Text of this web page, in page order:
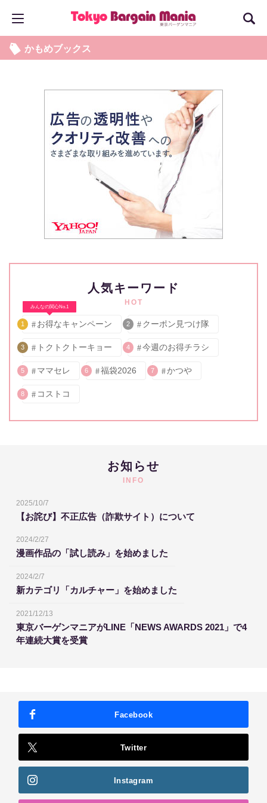
かもめブックス
人気キーワード
HOT
みんなの関心No.1
1 お得なキャンペーン 2 クーポン見つけ隊
3 トクトクトーキョー 4 今週のお得チラシ
5 ママセレ 6 福袋2026 7 かつや
8 コストコ
お知らせ
INFO
2025/10/7
【お詫び】不正広告（詐欺サイト）について
2024/2/27
漫画作品の「試し読み」を始めました
2024/2/7
新カテゴリ「カルチャー」を始めました
2021/12/13
東京バーゲンマニアがLINE「NEWS AWARDS 2021」で4
年連続大賞を受賞
Facebook
Twitter
Instagram